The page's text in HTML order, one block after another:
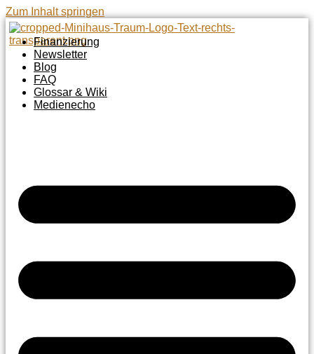
Zum Inhalt springen
Finanzierung
Newsletter
Blog
FAQ
Glossar & Wiki
Medienecho